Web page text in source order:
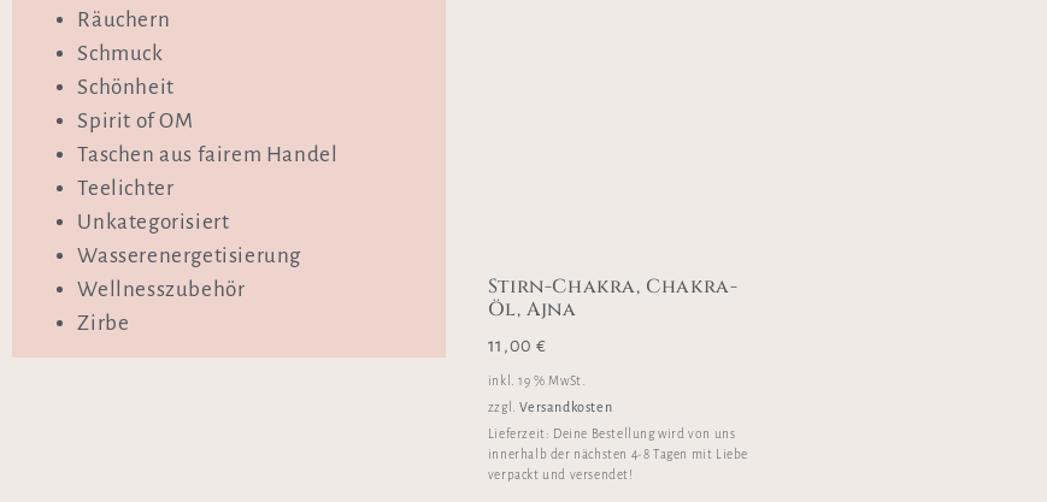
Räuchern
Schmuck
Schönheit
Spirit of OM
Taschen aus fairem Handel
Teelichter
Unkategorisiert
Wasserenergetisierung
Wellnesszubehör
Zirbe
Stirn-Chakra, Chakra-
Öl, Ajna
11,00€
inkl. 19 % MwSt.
zzgl.Versandkosten
Lieferzeit: Deine Bestellung wird von uns
innerhalb der nächsten 4-8 Tagen mit Liebe
verpackt und versendet!